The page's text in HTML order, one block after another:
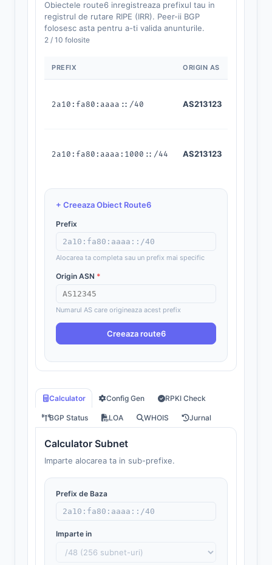
Obiectele route6 inregistreaza prefixul tau in
registrul de rutare RIPE (IRR). Peer-ii BGP
folosesc asta pentru a-ti valida anunturile.
2 / 10 folosite
PREFIX ORIGIN AS
2a10:fa80:aaaa::/40 AS213123
2a10:fa80:aaaa:1000::/44 AS213123
+ Creeaza Obiect Route6
Prefix
Alocarea ta completa sau un prefix mai specific
Origin ASN *
Numarul AS care origineaza acest prefix
Creeaza route6
Calculator Config Gen RPKI Check
BGP Status LOA WHOIS Jurnal
Calculator Subnet
Imparte alocarea ta in sub-prefixe.
Prefix de Baza
Imparte in